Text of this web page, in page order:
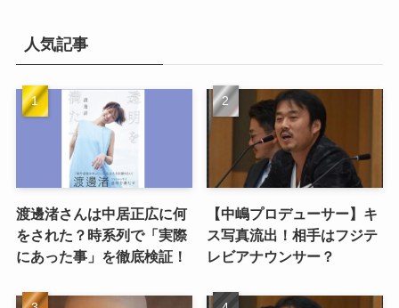
人気記事
渡邊渚さんは中居正広に何
をされた？時系列で「実際
にあった事」を徹底検証！
【中嶋プロデューサー】キ
ス写真流出！相手はフジテ
レビアナウンサー？